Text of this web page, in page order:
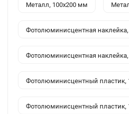
Металл, 100x200 мм
Фотолюминисцентная
Фотолюминисцентная
Фотолюминисцентный пластик,
Фотолюминисцентный пластик,